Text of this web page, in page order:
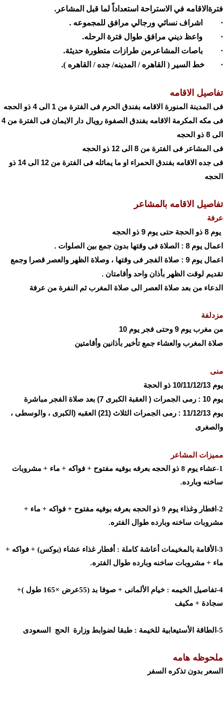
فترةالاقامه في الاستراحة استعداداً لما قبل المشاعر.
· اشراف نسائي ورجالي مرافق للمجموعه .
· واعظ ديني مرافق طوال فترة الرحله.
· باصات المشاعرمن طرازات متطورة حديثة.
· خط السير ( القاهره / المدينه/ جده / القاهره ).
تفاصيل الاقامه
فى المدينة المنورة الاقامه بفندق الحرم فى الفترة من 1 الى 4 ذو الحجه
فى مكه المكرمة الاقامه بفندق الصفوة رويال دار الايمان فى الفترة من 4
الى 8 ذو الحجه
فى المشاعر فى الفترة من 8 الى 12 ذو الحجه
فى جده الاقامه بفندق الحمراء او ما يماثله فى الفترة من 12 الى 14 ذو
الحجه
تفاصيل الاقامه بالمشاعر
عرفة
يوم 8 ذو الحجة حتى يوم 9 ذو الحجه
اعمال يوم 8 : الصلاة فى وقتها بدون جمع بين الصلوات .
اعمال يوم 9 : صلاة الفجر فى وقتها ، وصلاة الظهر والعصر قصرا وجمع
تقديم لوقت الظهر بأذان واحد وأقامتان .
الدعاء من بعد صلاة العصر الى صلاة المغرب ثم النفرة من عرفة
مزدلفة
من مغرب يوم 9 وحتى فجر يوم 10
صلاة المغرب والعشاء جمع تأخير بأذانين وأقامتين
منى
يوم 10/11/12/13 ذو الحجة
يوم 10 : رمى الجمرات ( العقبة الكبرى 7) بعد صلاة الفجر مباشرة
يوم 11/12/13 : رمى الجمرات الثلاث (21) العقبه (الكبرى ، والوسطى ،
والصغرى
مميزات المشاعر
1-عشاء يوم 8 ذو الحجه بعرفه بوفيه مفتوح + فواكه + ماء + مشروبات
ساخنه وبارده.
2-افطار وغذاء يوم 9 ذو الحجه بعرفه بوفيه مفتوح + فواكه + ماء +
مشروبات ساخنه وبارده طوال الفتره.
3-الأقامة بالمخيمات أعاشة كاملة : أفطار غذاء عشاء (بوكس) + فواكه +
ماء + مشروبات ساخنه وبارده طوال الفتره.
4-تفاصيل الخيمه : خيام الألمانى + صوفا بد (55عرض ×165 طول )+
سجادة + مكيف
5-الطاقة الأستيعابية للخيمة : طبقا لضوابط وزارة الحج السعودى
ملحوظه هامه
السعر بدون تذكره السفر